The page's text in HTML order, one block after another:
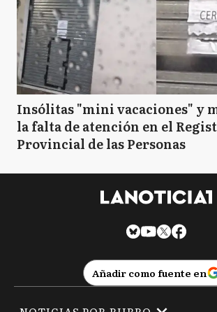
Insólitas "mini vacaciones" y
la falta de atención en el
Provincial de las Personas
Añadir como fuente en